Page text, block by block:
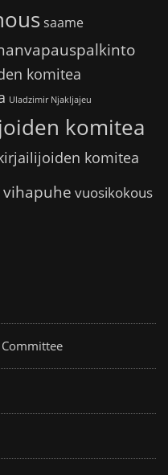
saame
komitea
Uladzimir Njakljajeu
komitea
komitea
vihapuhe vuosikokous